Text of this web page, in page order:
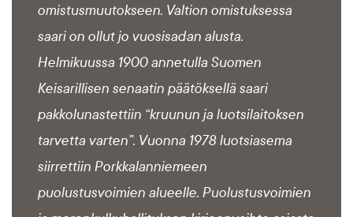
omistusmuutokseen. Valtion omistuksessa
saari on ollut jo vuosisadan alusta.
Helmikuussa 1900 annetulla Suomen
Keisarillisen senaatin päätöksellä saari
pakkolunastettiin “kruunun ja luotsilaitoksen
tarvetta varten”. Vuonna 1978 luotsiasema
siirrettiin Porkkalanniemeen
puolustusvoimien alueelle. Puolustusvoimien